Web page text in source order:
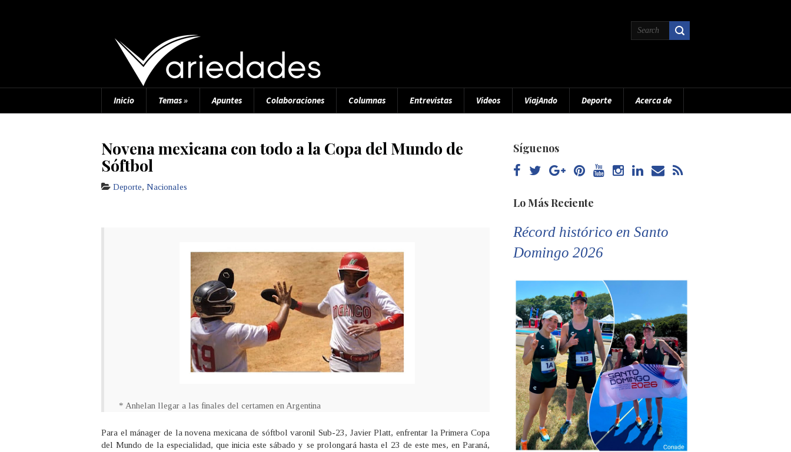
Inicio Temas» Apuntes Colaboraciones Columnas Entrevistas Videos ViajAndo Deporte Acerca de
Novena mexicana con todo a la Copa del Mundo de
Sóftbol
Deporte, Nacionales
* Anhelan llegar a las finales del certamen en Argentina
Para el mánager de la novena mexicana de sóftbol varonil Sub-23, Javier Platt, enfrentar la Primera Copa
del Mundo de la especialidad, que inicia este sábado y se prolongará hasta el 23 de este mes, en Paraná,
Síguenos
Lo Más Reciente
Récord histórico en Santo
Domingo 2026